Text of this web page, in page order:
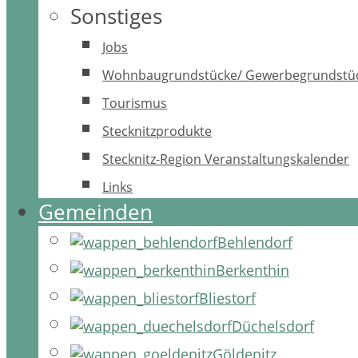
Sonstiges
Jobs
Wohnbaugrundstücke/
Tourismus
Stecknitzprodukte
Stecknitz-Region Veranstaltungskalender
Links
Gemeinden
Behlendorf
Berkenthin
Bliestorf
Düchelsdorf
Göldenitz